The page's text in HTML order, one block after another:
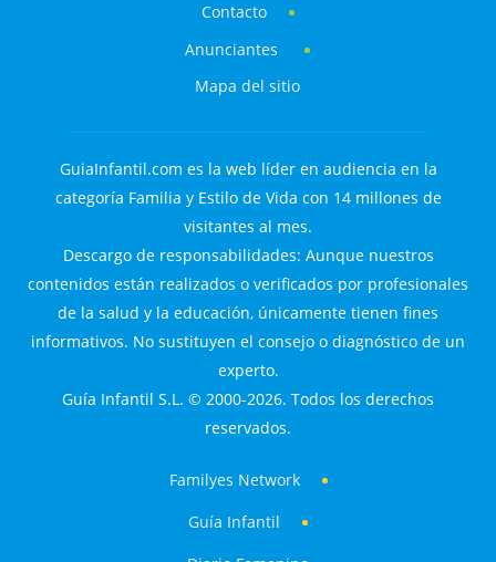
Contacto
Anunciantes
Mapa del sitio
GuiaInfantil.com es la web líder en audiencia en la
categoría Familia y Estilo de Vida con 14 millones de
visitantes al mes.
Descargo de responsabilidades: Aunque nuestros
contenidos están realizados o verificados por profesionales
de la salud y la educación, únicamente tienen fines
informativos. No sustituyen el consejo o diagnóstico de un
experto.
Guía Infantil S.L. © 2000-2026. Todos los derechos
reservados.
Familyes Network
Guía Infantil